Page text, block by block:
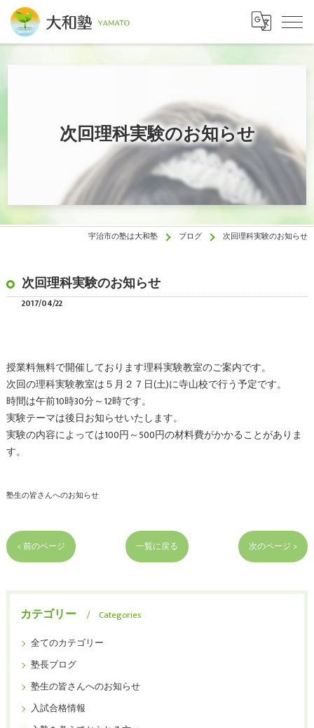
次回理科実験のお知らせ
宇治市の塾は大和塾 ブログ 次回理科実験のお知らせ
次回理科実験のお知らせ
2017/04/22
授業料無料で開催しております理科実験教室のご案内です。
次回の理科実験教室は５月２７日(土)に寺山校で行う予定です。
時間は午前10時30分～12時です。
実験テーマは後日お知らせいたします。
実験の内容によっては100円～500円の材料費がかかることがありま
す。
塾生の皆さんへのお知らせ
< 前のページ 一覧に戻る 次のページ >
カテゴリー
Categories
全てのカテゴリー
塾長ブログ
塾生の皆さんへのお知らせ
入試合格情報